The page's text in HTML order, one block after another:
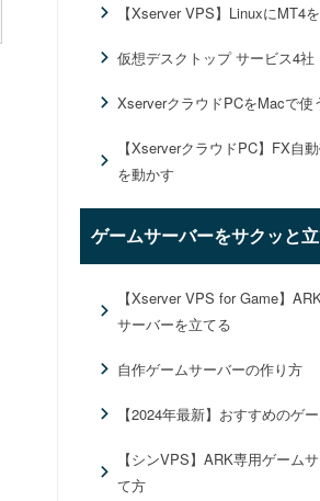
【Xserver VPS】LinuxにMT4
仮想デスクトップ サービス4社
XserverクラウドPCをMacで使
【XserverクラウドPC】FX自
を動かす
ゲームサーバーをサクッと
【Xserver VPS for Game】
サーバーを立てる
自作ゲームサーバーの作り方
【2024年最新】おすすめのゲ
【シンVPS】ARK専用ゲーム
て方